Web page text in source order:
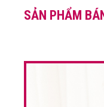
SẢN PHẨM